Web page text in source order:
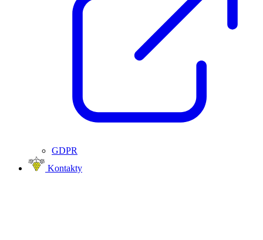
GDPR
Kontakty